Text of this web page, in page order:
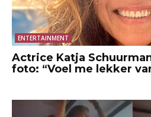
ENTERTAINMENT
Actrice Katja
foto: “Voel me lekker